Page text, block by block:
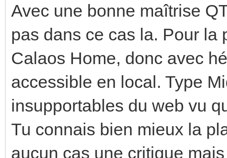
Avec une bonne maîtrise
pas dans ce cas la. Pour la
Calaos Home, donc avec
accessible en local. Type
insupportables du web vu
Tu connais bien mieux la
aucun cas une critique